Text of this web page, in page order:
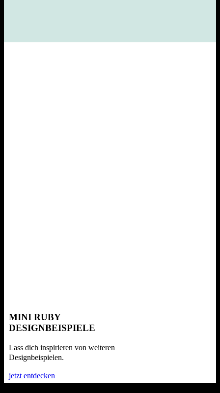
MINI RUBY
DESIGNBEISPIELE
Lass dich inspirieren von weiteren
Designbeispielen.
jetzt entdecken